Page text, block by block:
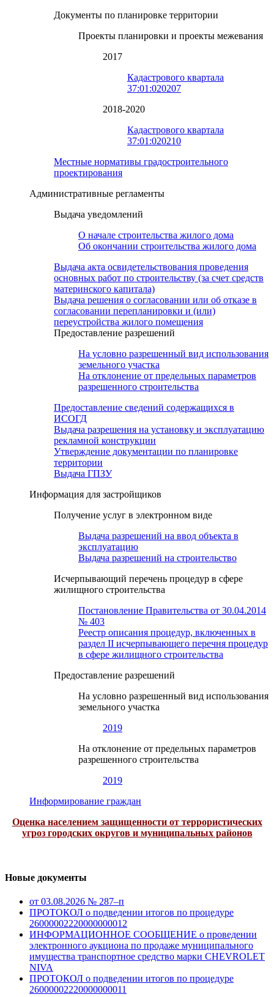
Документы по планировке территории
Проекты планировки и проекты межевания
2017
Кадастрового квартала
37:01:020207
2018-2020
Кадастрового квартала
37:01:020210
Местные нормативы градостроительного
проектирования
Административные регламенты
Выдача уведомлений
О начале строительства жилого дома
Об окончании строительства жилого дома
Выдача акта освидетельствования проведения
основных работ по строительству (за счет средств
материнского капитала)
Выдача решения о согласовании или об отказе в
согласовании перепланировки и (или)
переустройства жилого помещения
Предоставление разрешений
На условно разрешенный вид использования
земельного участка
На отклонение от предельных параметров
разрешенного строительства
Предоставление сведений содержащихся в
ИСОГД
Выдача разрешения на установку и эксплуатацию
рекламной конструкции
Утверждение документации по планировке
территории
Выдача ГПЗУ
Информация для застройщиков
Получение услуг в электронном виде
Выдача разрешений на ввод объекта в
эксплуатацию
Выдача разрешений на строительство
Исчерпывающий перечень процедур в сфере
жилищного строительства
Постановление Правительства от 30.04.2014
№ 403
Реестр описания процедур, включенных в
раздел II исчерпывающего перечня процедур
в сфере жилищного строительства
Предоставление разрешений
На условно разрешенный вид использования
земельного участка
2019
На отклонение от предельных параметров
разрешенного строительства
2019
Информирование граждан
Оценка населением защищенности от террористических
угроз городских округов и муниципальных районов
Новые документы
от 03.08.2026 № 287–п
ПРОТОКОЛ о подведении итогов по процедуре
26000002220000000012
ИНФОРМАЦИОННОЕ СООБЩЕНИЕ о проведении
электронного аукциона по продаже муниципального
имущества транспортное средство марки CHEVROLET
NIVA
ПРОТОКОЛ о подведении итогов по процедуре
26000002220000000011